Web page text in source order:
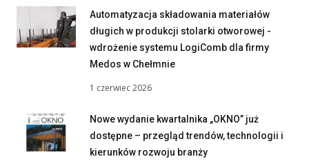
Automatyzacja składowania materiałów
długich w produkcji stolarki otworowej -
wdrożenie systemu LogiComb dla firmy
Medos w Chełmnie
1 czerwiec 2026
Nowe wydanie kwartalnika „OKNO” już
dostępne – przegląd trendów, technologii i
kierunków rozwoju branży